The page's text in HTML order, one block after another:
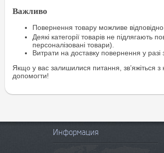
Важливо
Повернення товару можливе
Деякі категорії товарів не підлягають
персоналізовані товари).
Витрати на доставку повернення у
Якщо у вас залишилися питання,
допомогти!
Информация